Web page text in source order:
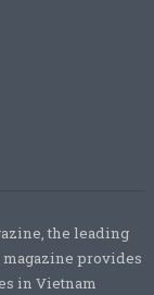
the leading
provides
in Vietnam